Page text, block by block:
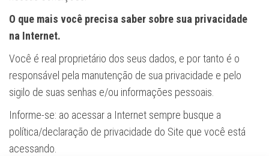
O que mais você precisa saber sobre sua privacidade
na Internet.
Você é real proprietário dos seus dados, e por tanto é o
responsável pela manutenção de sua privacidade e pelo
sigilo de suas senhas e/ou informações pessoais.
Informe-se: ao acessar a Internet sempre busque a
política/declaração de privacidade do Site que você está
acessando.